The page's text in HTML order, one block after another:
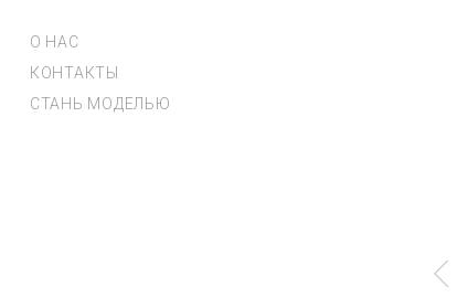
О НАС
КОНТАКТЫ
СТАНЬ МОДЕЛЬЮ